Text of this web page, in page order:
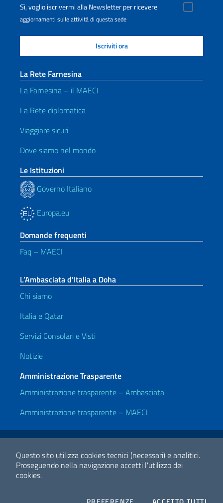
Questo sito utilizza cookies tecnici (necessari) e analitici.
Proseguendo nella navigazione accetti l'utilizzo dei
cookies.
COOKIES
Sì, voglio iscrivermi alla Newsletter per ricevere
aggiornamenti sulle attività di questa sede
La Rete Farnesina
La Farnesina – il MAECI
La Rete diplomatica
Viaggiare sicuri
Dove siamo nel mondo
Le Istituzioni
Governo Italiano
Europa.eu
Domande frequenti
Faq – MAECI
L’Ambasciata d’Italia a Doha
Chi siamo
Italia e Qatar
Servizi Consolari e Visti
Notizie
Amministrazione Trasparente
Amministrazione trasparente – Ambasciata
Amministrazione trasparente – MAECI
Link Utili